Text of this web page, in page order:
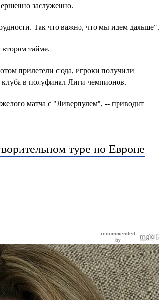
заслуженно.
Так что важно, что мы идем дальше".
тайме.
прилетели сюда, игроки получили
клуба в полуфинал Лиги чемпионов.
матча с "Ливерпулем", -- приводит
туре по Европе